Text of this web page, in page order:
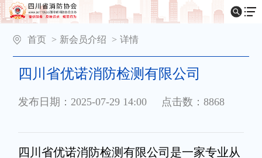
首页 > 新会员介绍 > 详情
四川省优诺消防检测有限公司
发布日期：2025-07-29 14:00 点击数：8868
四川省优诺消防检测有限公司是一家专业从